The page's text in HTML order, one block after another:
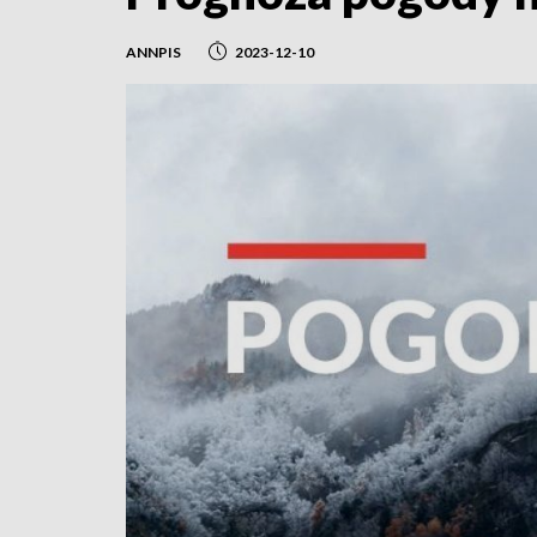
ANNPIS 2023-12-10